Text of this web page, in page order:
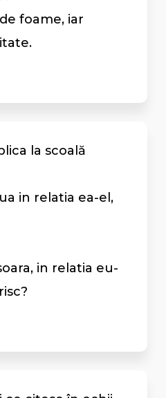
foame, iar
la scoală
in relatia ea-el,
in relatia eu-